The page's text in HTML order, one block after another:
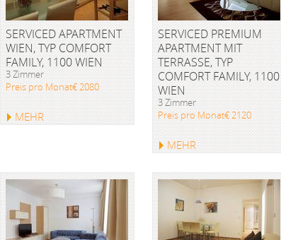
SERVICED APARTMENT
WIEN, TYP COMFORT
FAMILY, 1100 WIEN
3 Zimmer
Preis pro Monat€ 2080
MEHR
SERVICED PREMIUM
APARTMENT MIT
TERRASSE, TYP
COMFORT FAMILY, 1100
WIEN
3 Zimmer
Preis pro Monat€ 2120
MEHR